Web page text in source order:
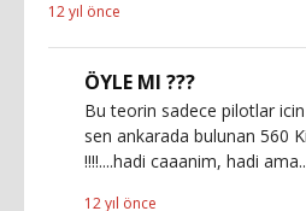
12 yıl önce
ÖYLE MI ???
Bu teorin sadece pilotlar icin
sen ankarada bulunan 560
!!!!....hadi caaanim, hadi
12 yıl önce